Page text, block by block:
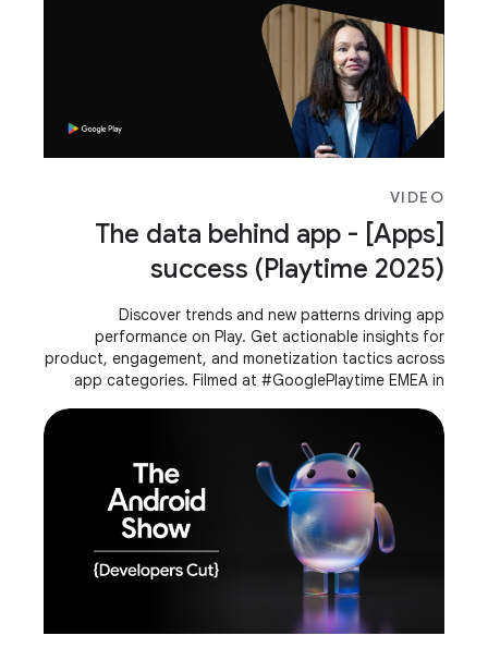
VIDEO
[Apps] - The data behind app
success (Playtime 2025)
Discover trends and new patterns driving app
performance on Play. Get actionable insights for
product, engagement, and monetization tactics across
app categories. Filmed at #GooglePlaytime EMEA in